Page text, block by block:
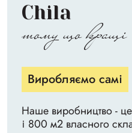
Chila
тому що кращі
Виробляємо самі
Наше виробництво -
і 800 м2 власного